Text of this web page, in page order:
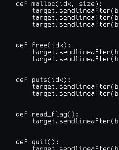
def malloc(idx, size):
def free(idx):
def puts(idx):
def read_flag():
def quit():